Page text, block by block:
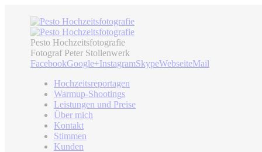
Pesto Hochzeitsfotografie
Fotograf Peter Stollenwerk
FacebookGoogle+InstagramSkypeWebseiteMail
Hochzeitsreportagen
Warmup-Shootings
Leistungen und Preise
Über mich
Kontakt
Stimmen
Kunden